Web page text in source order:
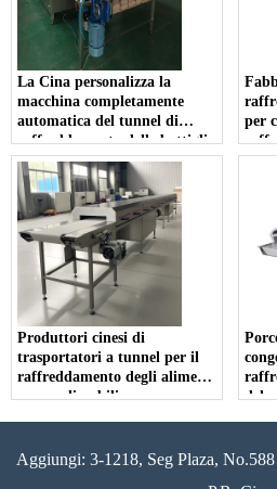
La Cina personalizza la
macchina completamente
automatica del tunnel di
raffreddamento delle bottiglie
a risparmio di costi
per
Produttori cinesi di
trasportatori a tunnel per il
raffreddamento degli alimenti
personalizzabili
del
Aggiungi: 3-1218, Seg Plaza,